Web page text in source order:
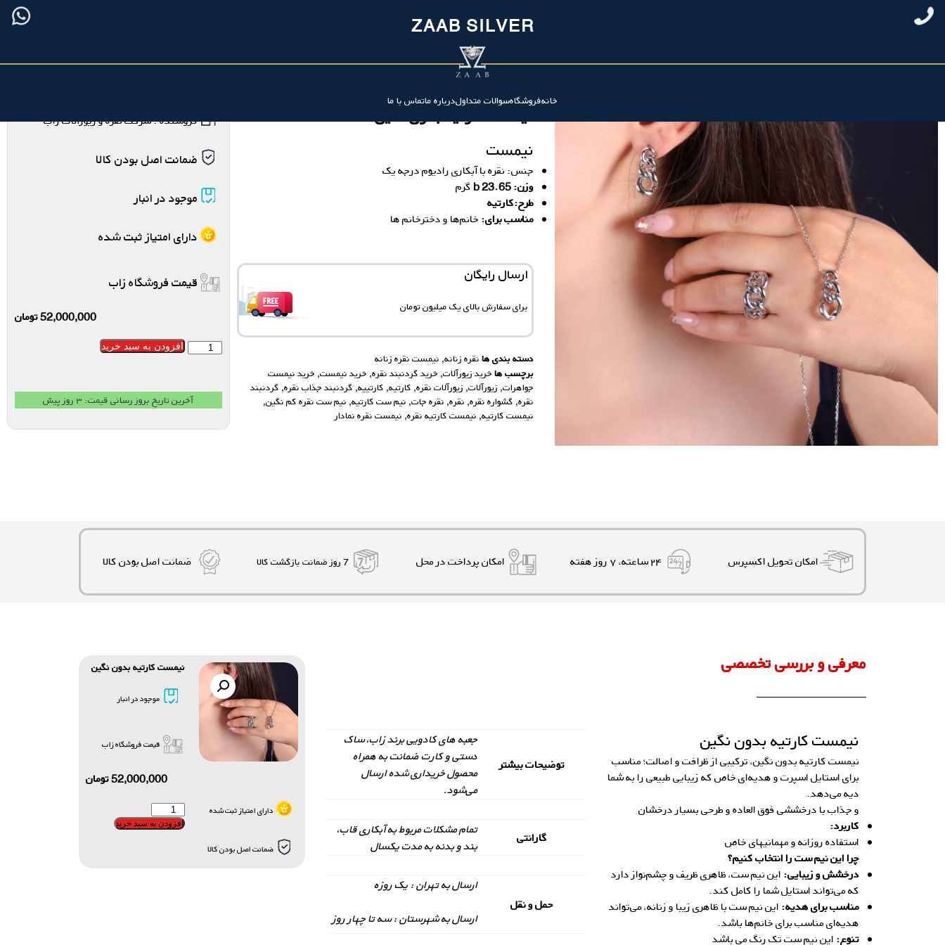
ZAAB SILVER
خانهفروشگاهسوالات متداولدرباره ماتماس با ما
خانه/
نیمست کارتیه بدون نگین
نیمست
جنس: نقره با آبکاری رادیوم درجه یک
وزن: 23.65 b
گرم
طرح:کارتیه
مناسب برای: خانم‌ها و دخترخانم ها
ارسال رایگان
برای سفارش‌ بالای یک میلیون تومان
دسته بندی ها نقره زنانه, نیمست نقره زنانه
برچسب ها خرید زیورآلات, خرید گردنبند نقره, خرید نیمست, خرید نیمست
جواهرات, زیورآلات, زیورآلات نقره, کارتیه, کارتییه, گردنبند جذاب نقره, گردنبند
نقره, گشواره نقره, نقره, نقره جات, نیم ست کارتیه, نیم ست نقره کم نگین,
نیمست کارتیه, نیمست کارتیه نقره, نیمست نقره نمادار
فروشنده : شرکت نقره و زیورآلات زاب
ضمانت اصل بودن کالا
موجود در انبار
دارای امتیاز ثبت شده
قیمت فروشگاه زاب
52,000,000تومان
افزودن به سبد خرید
آخرین تاریخ بروز رسانی قیمت: ۳ روز پیش
امکان تحویل اکسپرس ۲۴ ساعته، ۷ روز هفته امکان پرداخت در محل 7 روز ضمانت بازگشت کالا ضمانت اصل بودن کالا
معرفی و بررسی تخصصی
نیمست کارتیه بدون نگین
نیمست کارتیه بدون نگین، ترکیبی از ظرافت و اصالت؛ مناسب
برای استایل اسپرت و هدیه‌ای خاص که زیبایی طبیعی را به شما
دیه می‌دهد.
و جذاب با درخششی فوق العاده و طرحی بسیار درخشان
کاربرد:
استفاده روزانه و مهمانیهای خاص
چرا این نیم ست را انتخاب کنیم؟
درخشش و زیبایی: این نیم ست، ظاهری ظریف و چشم‌نواز دارد
که می‌تواند استایل شما را کامل کند.
مناسب برای هدیه: این نیم ست با ظاهری زیبا و زنانه، می‌تواند
هدیه‌ای مناسب برای خانم‌ها باشد.
تنوع: این نیم ست تک رنگ می باشد
توضیحات بیشتر
جعبه های کادویی برند زاب، ساک
دستی و کارت ضمانت به همراه
محصول خریداری شده ارسال
می‌شود.
گارانتی
تمام مشکلات مربوط به آبکاری قاب،
بند و بدنه به مدت یکسال
حمل و نقل
ارسال به تهران : یک روزه
ارسال به شهرستان : سه تا چهار روز
دارای امتیاز ثبت شده
ضمانت اصل بودن کالا
نیمست کارتیه بدون نگین
موجود در انبار
قیمت فروشگاه زاب
52,000,000تومان
افزودن به سبد خرید